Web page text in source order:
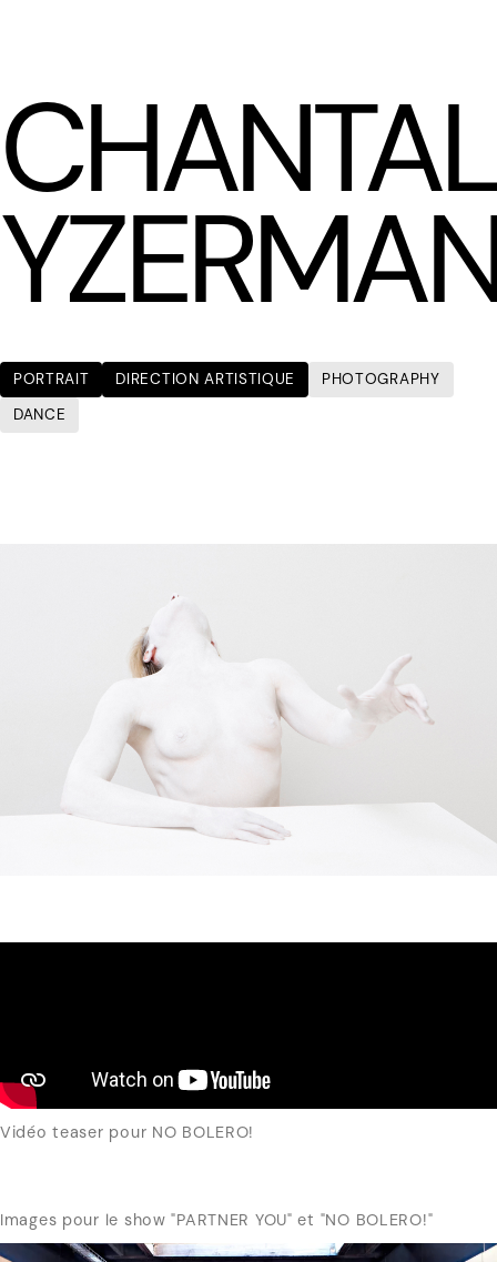
CHANTAL
PORTRAIT DIRECTION ARTISTIQUE
PHOTOGRAPHY
DANCE
Vidéo teaser pour NO BOLERO!
Images pour le show "PARTNER YOU" et "NO BOLERO!"